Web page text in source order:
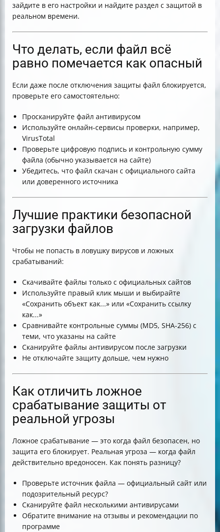
зайдите в его настройки и найдите раздел с защитой в
реальном времени.
Что делать, если файл всё
равно помечается как опасный
Если даже после отключения защиты файл блокируется,
проверьте его самостоятельно:
Просканируйте файл антивирусом
Используйте онлайн-сервисы проверки, например,
VirusTotal
Проверьте цифровую подпись и контрольную сумму
файла (обычно указывается на сайте)
Убедитесь, что файл скачан с официального сайта
или доверенного источника
Лучшие практики безопасной
загрузки файлов
Чтобы не попасть в ловушку вирусов и ложных
срабатываний:
Скачивайте файлы только с официальных сайтов
Используйте правый клик мыши и выбирайте
«Сохранить объект как...» или «Сохранить ссылку
как...»
Сравнивайте контрольные суммы (MD5, SHA-256) с
теми, что указаны на сайте
Сканируйте файлы антивирусом после загрузки
Не отключайте защиту дольше, чем нужно
Как отличить ложное
срабатывание защиты от
реальной угрозы
Ложное срабатывание — это когда файл безопасен, но
защита его блокирует. Реальная угроза — когда файл
действительно вредоносен. Как понять разницу?
Проверьте источник файла — официальный сайт или
подозрительный ресурс?
Сканируйте файл несколькими антивирусами
Обратите внимание на отзывы и рекомендации по
программе